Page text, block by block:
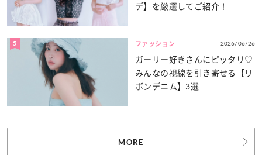
デ】を厳選してご紹介！
5 ファッション 2026/06/26
ガーリー好きさんにピッタリ♡
みんなの視線を引き寄せる【リ
ボンデニム】3選
MORE